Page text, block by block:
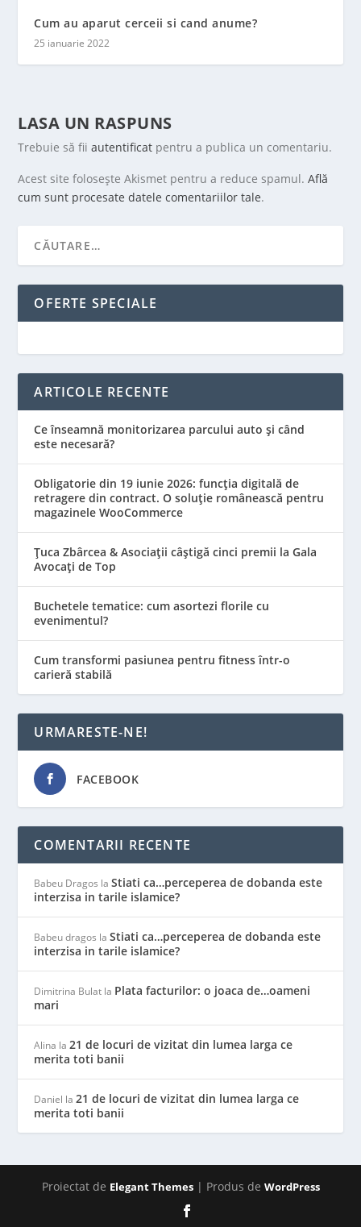
Cum au aparut cerceii si cand anume?
25 ianuarie 2022
LASA UN RASPUNS
Trebuie să fiiautentificat pentru a publica un comentariu.
Acest site folosește Akismet pentru a reduce spamul.Află
cum sunt procesate datele comentariilor tale.
OFERTE SPECIALE
ARTICOLE RECENTE
Ce înseamnă monitorizarea parcului auto și când
este necesară?
Obligatorie din 19 iunie 2026: funcția digitală de
retragere din contract. O soluție românească pentru
magazinele WooCommerce
Țuca Zbârcea & Asociații câștigă cinci premii la Gala
Avocați de Top
Buchetele tematice: cum asortezi florile cu
evenimentul?
Cum transformi pasiunea pentru fitness într-o
carieră stabilă
URMARESTE-NE!
FACEBOOK
COMENTARII RECENTE
Babeu Dragos laStiati ca…perceperea de dobanda este
interzisa in tarile islamice?
Babeu dragos laStiati ca…perceperea de dobanda este
interzisa in tarile islamice?
Dimitrina Bulat la Plata facturilor: o joaca de…oameni
mari
Alina la21 de locuri de vizitat din lumea larga ce
merita toti banii
Daniel la21 de locuri de vizitat din lumea larga ce
merita toti banii
Proiectat de Elegant Themes| Produs de WordPress